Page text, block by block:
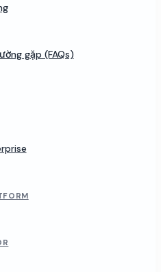
gặp (FAQs)